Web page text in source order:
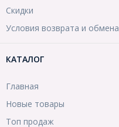
Скидки
Условия возврата и обмена
КАТАЛОГ
Главная
Новые товары
Топ продаж